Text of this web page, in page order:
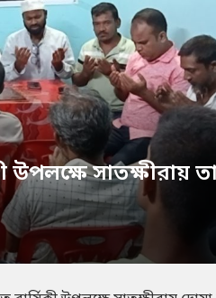
উপলক্ষে সাতক্ষীরায়